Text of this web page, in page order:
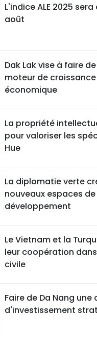
L'indice ALE 2025 sera
août
Dak Lak vise à faire
moteur de croissance
économique
La propriété
pour valoriser les
Hue
La diplomatie verte
nouveaux espaces de
développement
Le Vietnam et la
leur coopération
civile
Faire de Da Nang
d'investissement